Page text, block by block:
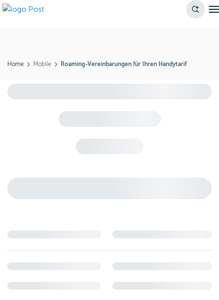
Home Mobile Roaming-Vereinbarungen für Ihren Handytarif